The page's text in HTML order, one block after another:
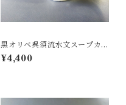
黒オリベ呉須流水文スープカ
ップ
¥4,400